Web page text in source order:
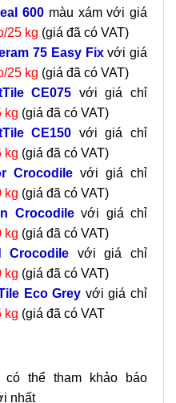
600 màu xám với giá
25 kg (giá đã có VAT)
75 Easy Fixvới giá
25 kg (giá đã có VAT)
CE075 với giá chỉ
kg (giá đã có VAT)
CE150 với giá chỉ
kg (giá đã có VAT)
Crocodile với giá chỉ
kg (giá đã có VAT)
Crocodilevới giá chỉ
kg (giá đã có VAT)
Crocodile với giá chỉ
kg (giá đã có VAT)
Eco Grey với giá chỉ
kg (giá đã có VAT
có thể tham khảo báo
nhất